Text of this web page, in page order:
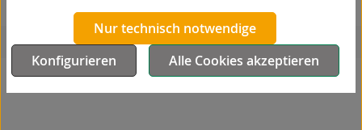
hitzebeständig
autoklaventauglich
Produkttyp
Rad
Nur technisch notwendige
Konfigurieren
Alle Cookies akzeptieren